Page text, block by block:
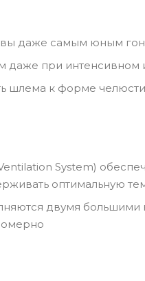
даже самым юным
даже при интенсивном
шлема к форме челюсти
System)
оптимальную
двумя